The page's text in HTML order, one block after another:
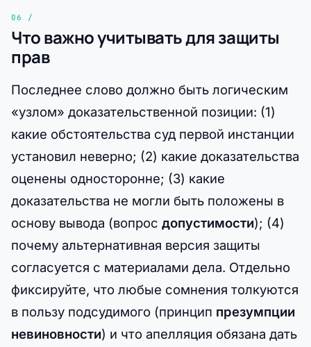
Что важно учитывать для защиты
прав
Последнее слово должно быть логическим
«узлом» доказательственной позиции: (1)
какие обстоятельства суд первой инстанции
установил неверно; (2) какие доказательства
оценены односторонне; (3) какие
доказательства не могли быть положены в
основу вывода (вопрос допустимости); (4)
почему альтернативная версия защиты
согласуется с материалами дела. Отдельно
фиксируйте, что любые сомнения толкуются
в пользу подсудимого (принцип презумпции
невиновности) и что апелляция обязана дать